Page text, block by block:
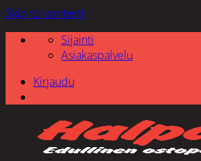
Skip to content
Sijainti
Asiakaspalvelu
Kirjaudu